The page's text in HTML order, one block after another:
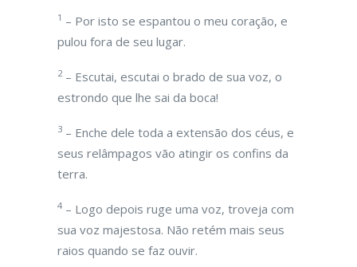
1 – Por isto se espantou o meu coração, e
pulou fora de seu lugar.
2– Escutai, escutai o brado de sua voz, o
estrondo que lhe sai da boca!
3 – Enche dele toda a extensão dos céus, e
seus relâmpagos vão atingir os confins da
terra.
4 – Logo depois ruge uma voz, troveja com
sua voz majestosa. Não retém mais seus
raios quando se faz ouvir.